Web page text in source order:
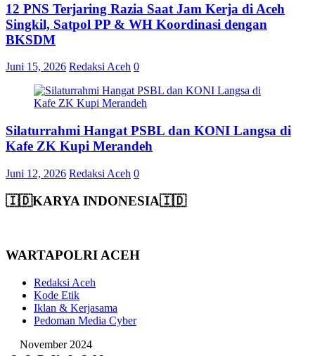
12 PNS Terjaring Razia Saat Jam Kerja di Aceh
Singkil, Satpol PP & WH Koordinasi dengan
BKSDM
Juni 15, 2026 Redaksi Aceh 0
Silaturrahmi Hangat PSBL dan KONI Langsa di
Kafe ZK Kupi Merandeh
Juni 12, 2026 Redaksi Aceh 0
🇮🇩KARYA INDONESIA🇮🇩
WARTAPOLRI ACEH
Redaksi Aceh
Kode Etik
Iklan & Kerjasama
Pedoman Media Cyber
November 2024